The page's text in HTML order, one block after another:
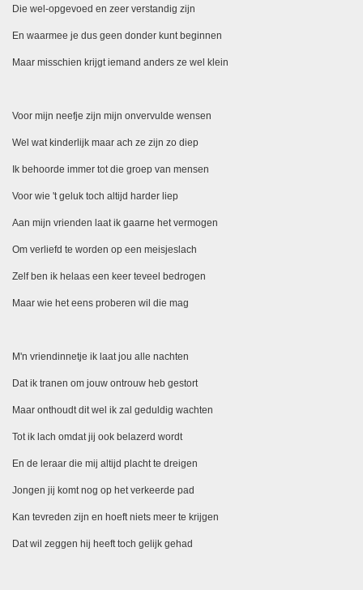
Die wel-opgevoed en zeer verstandig zijn
En waarmee je dus geen donder kunt beginnen
Maar misschien krijgt iemand anders ze wel klein
Voor mijn neefje zijn mijn onvervulde wensen
Wel wat kinderlijk maar ach ze zijn zo diep
Ik behoorde immer tot die groep van mensen
Voor wie 't geluk toch altijd harder liep
Aan mijn vrienden laat ik gaarne het vermogen
Om verliefd te worden op een meisjeslach
Zelf ben ik helaas een keer teveel bedrogen
Maar wie het eens proberen wil die mag
M'n vriendinnetje ik laat jou alle nachten
Dat ik tranen om jouw ontrouw heb gestort
Maar onthoudt dit wel ik zal geduldig wachten
Tot ik lach omdat jij ook belazerd wordt
En de leraar die mij altijd placht te dreigen
Jongen jij komt nog op het verkeerde pad
Kan tevreden zijn en hoeft niets meer te krijgen
Dat wil zeggen hij heeft toch gelijk gehad